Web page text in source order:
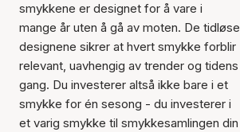
smykkene er designet for å vare i
mange år uten å gå av moten. De tidløse
designene sikrer at hvert smykke forblir
relevant, uavhengig av trender og tidens
gang. Du investerer altså ikke bare i et
smykke for én sesong - du investerer i
et varig smykke til smykkesamlingen din